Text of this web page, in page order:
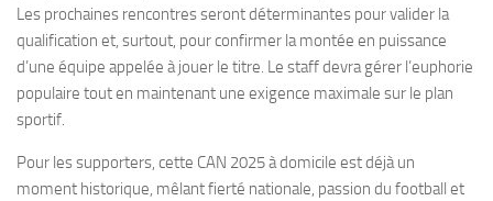
Les prochaines rencontres seront déterminantes pour valider la
qualification et, surtout, pour confirmer la montée en puissance
d’une équipe appelée à jouer le titre. Le staff devra gérer l’euphorie
populaire tout en maintenant une exigence maximale sur le plan
sportif.
Pour les supporters, cette CAN 2025 à domicile est déjà un
moment historique, mêlant fierté nationale, passion du football et